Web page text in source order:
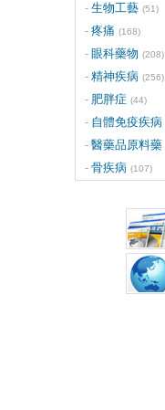
生物工藝 (51)
疼痛 (168)
眼科藥物 (208)
精神疾病 (256)
肥胖症 (44)
自體免疫疾病
醫藥品原料藥
骨疾病 (107)